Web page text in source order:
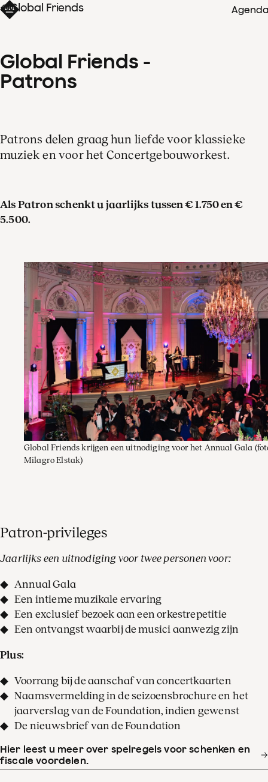
Global Friends
Global Friends -
Patrons
Patrons delen graag hun liefde voor klassieke
muziek en voor het Concertgebouworkest.
Als Patron schenkt u jaarlijks tussen € 1.750 en €
5.500.
Global Friends krijgen een uitnodiging voor het Annual Gala
Milagro Elstak)
Patron-privileges
Jaarlijks een uitnodiging voor twee personen voor:
Annual Gala
Een intieme muzikale ervaring
Een exclusief bezoek aan een orkestrepetitie
Een ontvangst waarbij de musici aanwezig zijn
Plus:
Voorrang bij de aanschaf van concertkaarten
Naamsvermelding in de seizoensbrochure en het
jaarverslag van de Foundation, indien gewenst
De nieuwsbrief van de Foundation
Hier leest u meer over spelregels voor schenken en
fiscale voordelen.